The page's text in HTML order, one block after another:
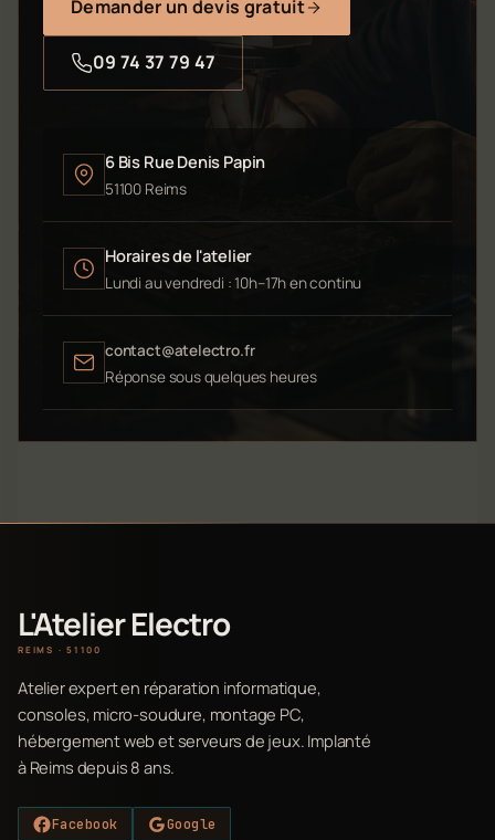
Demander un devis gratuit
09 74 37 79 47
6 Bis Rue Denis Papin
51100 Reims
Horaires de l'atelier
Lundi au vendredi : 10h–17h en continu
contact@atelectro.fr
Réponse sous quelques heures
L'Atelier Electro
REIMS · 51100
Atelier expert en réparation informatique,
consoles, micro-soudure, montage PC,
hébergement web et serveurs de jeux. Implanté
à Reims depuis 8 ans.
Facebook Google